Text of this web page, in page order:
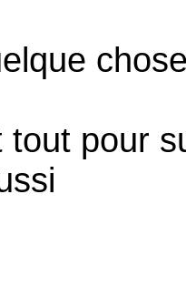
tout pour